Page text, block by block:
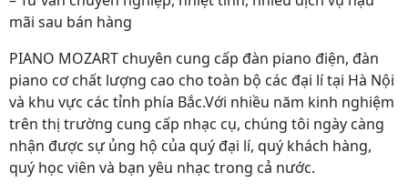
mãi sau bán hàng
PIANO MOZART chuyên cung cấp đàn piano điện, đàn
piano cơ chất lượng cao cho toàn bộ các đại lí tại Hà Nội
và khu vực các tỉnh phía Bắc.Với nhiều năm kinh nghiệm
trên thị trường cung cấp nhạc cụ, chúng tôi ngày càng
nhận được sự ủng hộ của quý đại lí, quý khách hàng,
quý học viên và bạn yêu nhạc trong cả nước.